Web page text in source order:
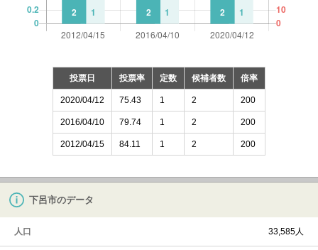
投票日 投票率 定数 候補者数 倍率
2020/04/12 75.43 1 2 200
2016/04/10 79.74 1 2 200
2012/04/15 84.11 1 2 200
下呂市のデータ
人口 33,585人